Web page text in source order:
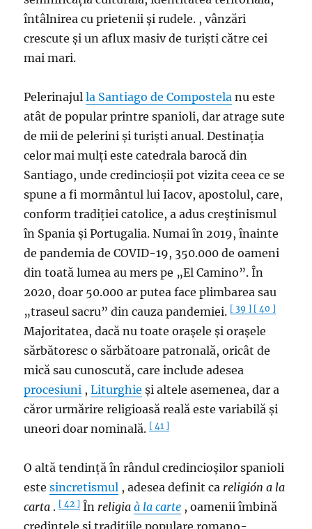
întâlnirea cu prietenii și rudele. , vânzări
crescute și un aflux masiv de turiști către cei
mai mari.
Pelerinajulla Santiago de Compostela nu este
atât de popular printre spanioli, dar atrage sute
de mii de pelerini și turiști anual. Destinația
celor mai mulți este catedrala barocă din
Santiago, unde credincioșii pot vizita ceea ce se
spune a fi mormântul lui Iacov, apostolul, care,
conform tradiției catolice, a adus creștinismul
în Spania și Portugalia. Numai în 2019, înainte
de pandemia de COVID-19, 350.000 de oameni
din toată lumea au mers pe „El Camino”. În
2020, doar 50.000 ar putea face plimbarea sau
„traseul sacru” din cauza pandemiei.[ 39 ] [ 40 ]
Majoritatea, dacă nu toate orașele și orașele
sărbătoresc o sărbătoare patronală, oricât de
mică sau cunoscută, care include adesea
procesiuni ,Liturghie și altele asemenea, dar a
căror urmărire religioasă reală este variabilă și
uneori doar nominală.[ 41 ]
O altă tendință în rândul credincioșilor spanioli
estesincretismul , adesea definit ca religión a la
carta .[ 42 ] În religiaà la carte , oamenii îmbină